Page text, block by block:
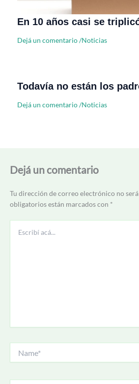
En 10 años casi se
Dejá un comentario/Noticias
Todavía no están los
Dejá un comentario/Noticias
Dejá un comentario
Tu dirección de correo electrónico no
obligatorios están marcados con *
acá...